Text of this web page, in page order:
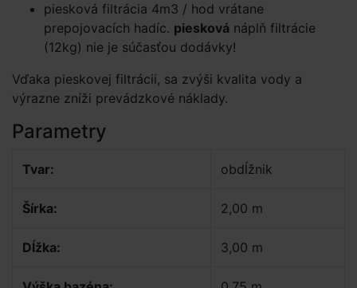
piesková filtrácia 4m3 / hod vrátane
prepojovacích hadíc. piesková náplň filtrácie
(12kg) nie je súčasťou dodávky!
Vďaka pieskovej filtrácii, sa zvýši kvalita vody a
výrazne zníži prevádzkové náklady.
Parametry
Tvar: obdĺžnik
Šírka: 2,00 m
Dĺžka: 3,00 m